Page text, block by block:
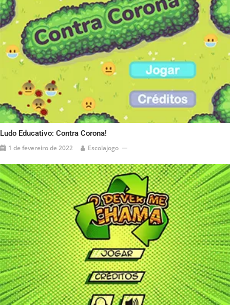
Ludo Educativo: Contra Corona!
1 de fevereiro de 2022 Escolajogo